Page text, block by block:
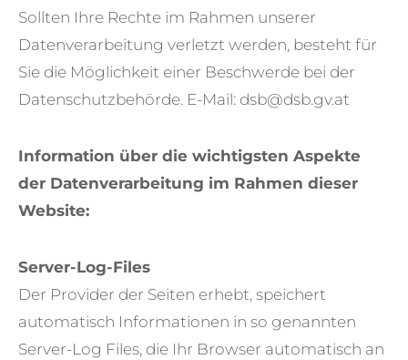
Sollten Ihre Rechte im Rahmen unserer
Datenverarbeitung verletzt werden, besteht für
Sie die Möglichkeit einer Beschwerde bei der
Datenschutzbehörde. E-Mail: dsb@dsb.gv.at
Information über die wichtigsten Aspekte
der Datenverarbeitung im Rahmen dieser
Website:
Server-Log-Files
Der Provider der Seiten erhebt, speichert
automatisch Informationen in so genannten
Server-Log Files, die Ihr Browser automatisch an